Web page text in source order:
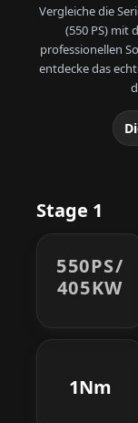
Vergleiche die
(550 PS) mit
professionellen
entdecke das
Stage 1
550PS/
405KW
1Nm